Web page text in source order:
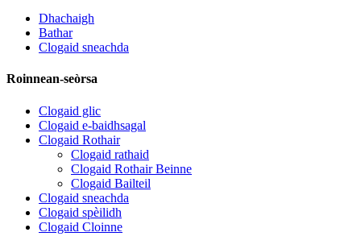
Dhachaigh
Bathar
Clogaid sneachda
Roinnean-seòrsa
Clogaid glic
Clogaid e-baidhsagal
Clogaid Rothair
Clogaid rathaid
Clogaid Rothair Beinne
Clogaid Bailteil
Clogaid sneachda
Clogaid spèilidh
Clogaid Cloinne